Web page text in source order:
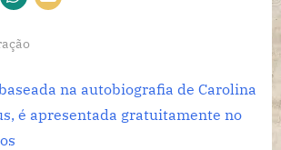
na autobiografia de Carolina
é apresentada gratuitamente no